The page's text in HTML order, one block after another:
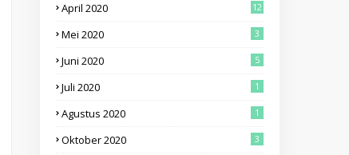
April 2020 12
Mei 2020 3
Juni 2020 5
Juli 2020 1
Agustus 2020 1
Oktober 2020 3